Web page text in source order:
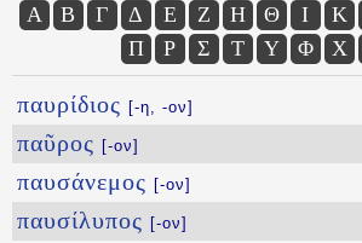
Α Β Γ Δ Ε Ζ Η Θ Ι Κ
Π
Ρ Σ Τ Υ Φ Χ
παυρίδιος [-η, -ον]
παῦρος [-ον]
παυσάνεμος [-ον]
παυσίλυπος [-ον]